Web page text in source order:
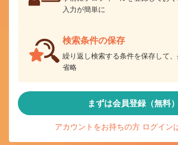
入力が簡単に
検索条件の保存
繰り返し検索する条件を保存して
省略
まずは会員登録（無料）
アカウントをお持ちの方 ログイン